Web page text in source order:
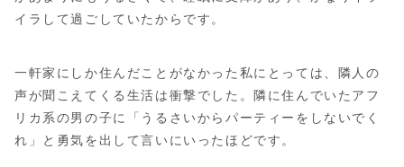
イラして過ごしていたからです。
一軒家にしか住んだことがなかった私にとっては、隣人の
声が聞こえてくる生活は衝撃でした。隣に住んでいたアフ
リカ系の男の子に「うるさいからパーティーをしないでく
れ」と勇気を出して言いにいったほどです。